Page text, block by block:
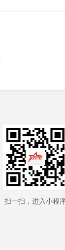
扫一扫，进入小程